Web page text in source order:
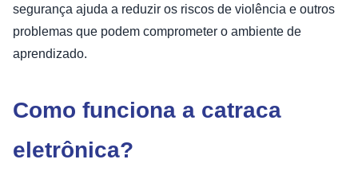
segurança ajuda a reduzir os riscos de violência e outros
problemas que podem comprometer o ambiente de
aprendizado.
Como funciona a catraca
eletrônica?